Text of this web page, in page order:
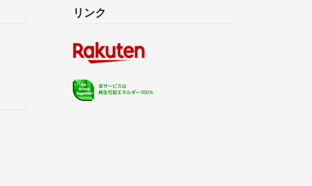
リンク